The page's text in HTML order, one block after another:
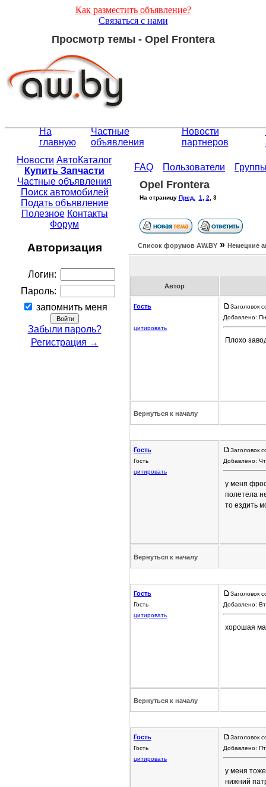
Как разместить объявление?
Связаться с нами
Просмотр темы - Opel Frontera
На
главную
Частные
объявления
Новости
партнеров
Новости АвтоКаталог
Купить Запчасти
Частные объявления
Поиск автомобилей
Подать объявление
Полезное Контакты
Форум
Авторизация
Логин:
Пароль:
запомнить меня
Забыли пароль?
Регистрация →
FAQ Пользователи
Opel Frontera
На страницу Пред. 1 2 3
Список форумов АW.BY » Немецкие
Автор
Гость
цитировать
Заголовок
Добавлено:
Плохо
Вернуться к началу
Гость
Гость
цитировать
Заголовок
Добавлено:
у меня
полетела
то ездить
Вернуться к началу
Гость
Гость
цитировать
Заголовок
Добавлено:
хорошая
Вернуться к началу
Гость
Гость
цитировать
Заголовок
Добавлено:
у меня
нижний